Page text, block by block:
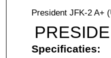
President JFK-2 A+
Specificaties: